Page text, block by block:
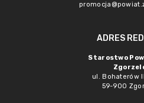
ADRES
Starostwo
ul. Bohaterów
59-900